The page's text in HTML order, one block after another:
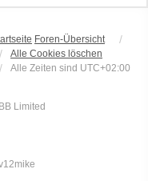
Foren-Übersicht
Alle Cookies löschen
Alle Zeiten sind UTC+02:00
Limited